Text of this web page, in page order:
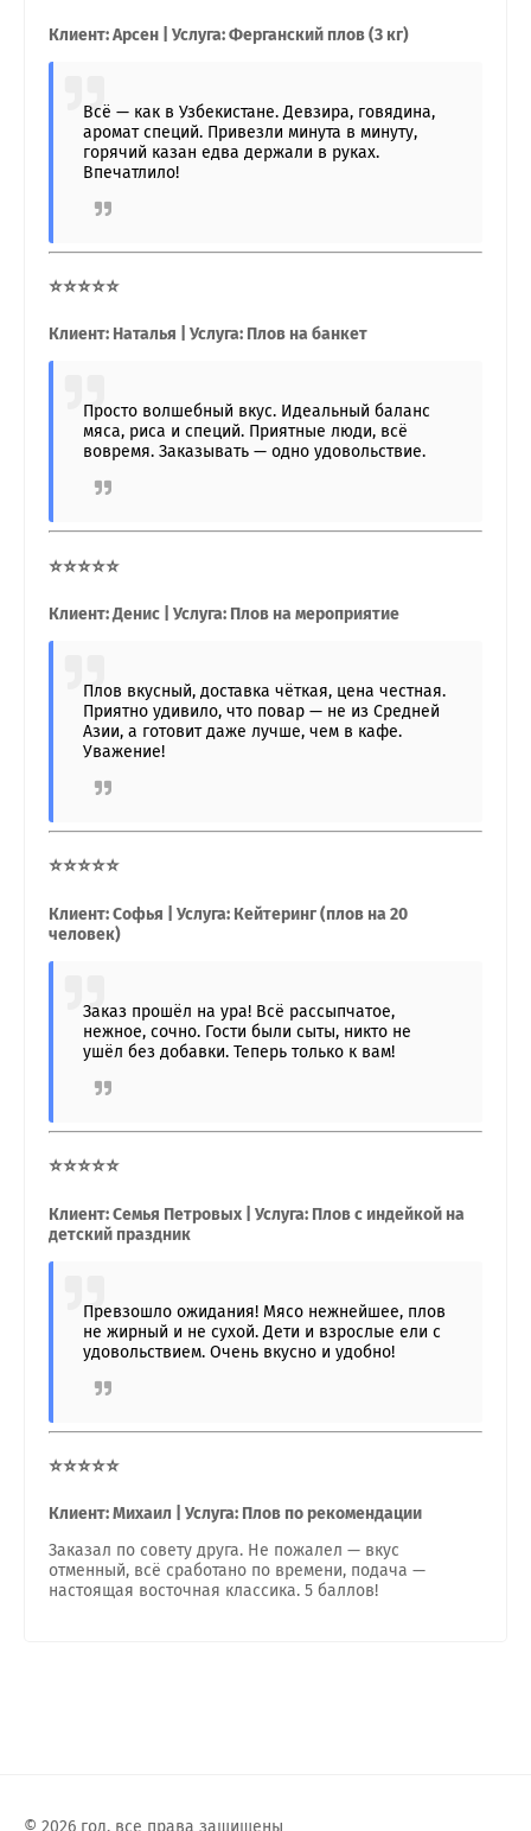
Клиент: Арсен | Услуга: Ферганский плов (3 кг)
Всё — как в Узбекистане. Девзира, говядина,
аромат специй. Привезли минута в минуту,
горячий казан едва держали в руках.
Впечатлило!
⭐⭐⭐⭐⭐
Клиент: Наталья | Услуга: Плов на банкет
Просто волшебный вкус. Идеальный баланс
мяса, риса и специй. Приятные люди, всё
вовремя. Заказывать — одно удовольствие.
⭐⭐⭐⭐⭐
Клиент: Денис | Услуга: Плов на мероприятие
Плов вкусный, доставка чёткая, цена честная.
Приятно удивило, что повар — не из Средней
Азии, а готовит даже лучше, чем в кафе.
Уважение!
⭐⭐⭐⭐⭐
Клиент: Софья | Услуга: Кейтеринг (плов на 20
человек)
Заказ прошёл на ура! Всё рассыпчатое,
нежное, сочно. Гости были сыты, никто не
ушёл без добавки. Теперь только к вам!
⭐⭐⭐⭐⭐
Клиент: Семья Петровых | Услуга: Плов с индейкой на
детский праздник
Превзошло ожидания! Мясо нежнейшее, плов
не жирный и не сухой. Дети и взрослые ели с
удовольствием. Очень вкусно и удобно!
⭐⭐⭐⭐⭐
Клиент: Михаил | Услуга: Плов по рекомендации
Заказал по совету друга. Не пожалел — вкус
отменный, всё сработано по времени, подача —
настоящая восточная классика. 5 баллов!